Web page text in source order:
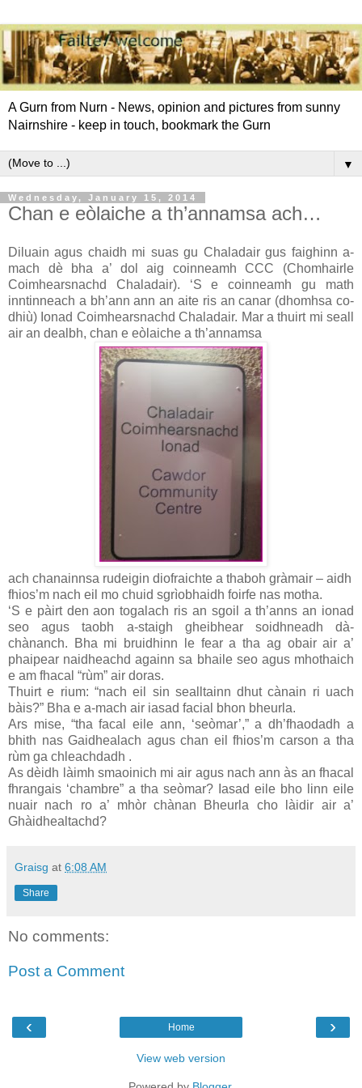
A Gurn from Nurn - News, opinion and pictures from sunny
Nairnshire - keep in touch, bookmark the Gurn
▼
Wednesday, January 15, 2014
Chan e eòlaiche a th’annamsa ach…
Diluain agus chaidh mi suas gu Chaladair gus faighinn a-
mach dè bha a’ dol aig coinneamh CCC (Chomhairle
Coimhearsnachd Chaladair). ‘S e coinneamh gu math
inntinneach a bh’ann ann an aite ris an canar (dhomhsa co-
dhiù) Ionad Coimhearsnachd Chaladair. Mar a thuirt mi seall
air an dealbh, chan e eòlaiche a th’annamsa
ach chanainnsa rudeigin diofraichte a thaboh gràmair – aidh
fhios’m nach eil mo chuid sgrìobhaidh foirfe nas motha.
‘S e pàirt den aon togalach ris an sgoil a th’anns an ionad
seo agus taobh a-staigh gheibhear soidhneadh dà-
chànanch. Bha mi bruidhinn le fear a tha ag obair air a’
phaipear naidheachd againn sa bhaile seo agus mhothaich
e am fhacal “rùm” air doras.
Thuirt e rium: “nach eil sin sealltainn dhut cànain ri uach
bàis?” Bha e a-mach air iasad facial bhon bheurla.
Ars mise, “tha facal eile ann, ‘seòmar’,” a dh’fhaodadh a
bhith nas Gaidhealach agus chan eil fhios’m carson a tha
rùm ga chleachdadh .
As dèidh làimh smaoinich mi air agus nach ann às an fhacal
fhrangais ‘chambre” a tha seòmar? Iasad eile bho linn eile
nuair nach ro a’ mhòr chànan Bheurla cho làidir air a’
Ghàidhealtachd?
Graisg at 6:08 AM
Share
No comments:
Post a Comment
‹ ›
Home
View web version